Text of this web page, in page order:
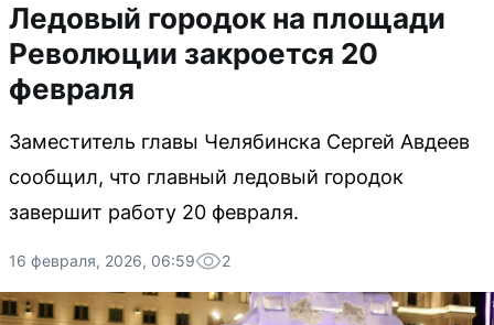
Ледовый городок на площади
Революции закроется 20
февраля
Заместитель главы Челябинска Сергей Авдеев
сообщил, что главный ледовый городок
завершит работу 20 февраля.
16 февраля, 2026, 06:59 2